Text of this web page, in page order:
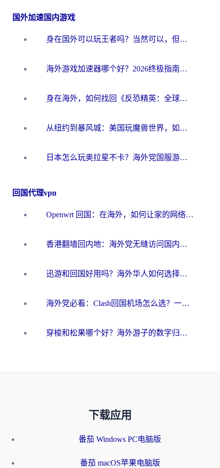
国外加速国内游戏
身在国外可以玩王者吗？当然可以，但你需要这份“加速”指南
海外游戏加速器哪个好？2026终极指南帮你畅玩国服+解决卡顿难题
身在海外，如何找回《反恐精英：全球攻势》国服的丝滑手感？一份给你的终极指南
从纽约到暴风城：美国玩魔兽世界，如何找到你的最佳网络航线
日本怎么玩奥拉星不卡？海外党国服游戏加速器选择全攻略
回国代理vpn
Openwrt 回国：在海外，如何让家的网络触手可及
香港翻墙回内地：海外党无缝访问国内资源的加速器选择全攻略
迅游和回国好用吗？海外华人如何选择靠谱的回国加速器
海外党必看：Clash回国机场怎么选？一篇搞定无缝访问国内资源的全攻略
穿梭和松果哪个好？海外游子的数字归乡路，到底该怎么选
下载应用
番茄 Windows PC电脑版
番茄 macOS苹果电脑版